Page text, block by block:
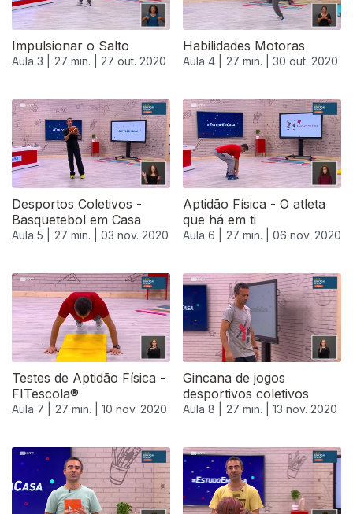
Impulsionar o Salto
Aula 3 | 27 min. | 27 out. 2020
Habilidades Motoras
Aula 4 | 27 min. | 30 out. 2020
Desportos Coletivos -
Basquetebol em Casa
Aula 5 | 27 min. | 03 nov. 2020
Aptidão Física - O atleta
que há em ti
Aula 6 | 27 min. | 06 nov. 2020
Testes de Aptidão Física -
FITescola®
Aula 7 | 27 min. | 10 nov. 2020
Gincana de jogos
desportivos coletivos
Aula 8 | 27 min. | 13 nov. 2020